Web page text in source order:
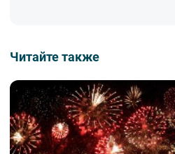
Читайте также